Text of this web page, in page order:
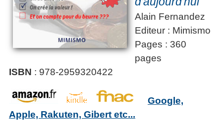
Alain Fernandez
Editeur : Mimismo
Pages : 360
pages
ISBN : 978-2959320422
Google,
Apple, Rakuten, Gibert etc...